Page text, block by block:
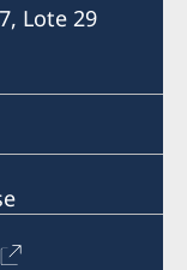
em
Olympia, em
Belém, no Pará
Lote 29